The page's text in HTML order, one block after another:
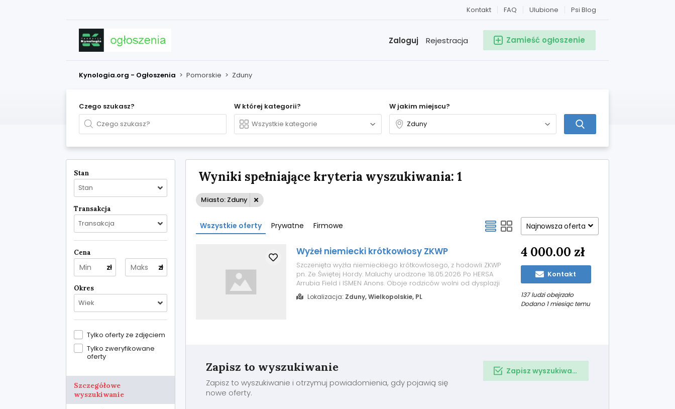
Psi Blog
Ulubione
FAQ
Kontakt
Zamieść ogłoszenie
Rejestracja
Zaloguj
Kynologia.org - Ogłoszenia > Pomorskie > Zduny
Czego szukasz? W której kategorii? W jakim miejscu?
Stan
Stan
Transakcja
Transakcja
Cena
zł zł
Okres
Wiek
Tylko oferty ze zdjęciem
Tylko zweryfikowane
oferty
Szczegółowe
wyszukiwanie
Wyniki spełniające kryteria wyszukiwania: 1
Miasto: Zduny
Wszystkie oferty Prywatne Firmowe Najnowsza oferta
Wyżeł niemiecki krótkowłosy ZKWP
Szczenięta wyżła niemieckiego krótkowłosego, z hodowli ZKWP
pn. Ze Świętej Hordy. Maluchy urodzone 18.05.2026 Po HERSA
Arrubia Field i ISMEN Anons. Oboje rodziców wolni od dysplazji
stawów biodrowych i łokciowych. Matka to suka pracująca
górnym i dolnym wiatrem amatorsko w poszukiwaniu ludzi.
Lokalizacja: Zduny, Wielkopolskie, PL
4 000.00 zł
Kontakt
137 ludzi obejrzało
Dodano 1 miesiąc temu
Zapisz to wyszukiwanie
Zapisz to wyszukiwanie i otrzymuj powiadomienia, gdy pojawią się
nowe oferty.
Zapisz wyszukiwanie